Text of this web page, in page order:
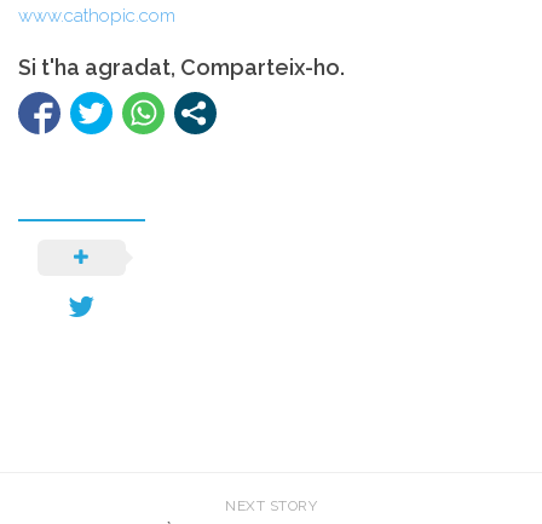
www.cathopic.com
Si t'ha agradat, Comparteix-ho.
NEXT STORY